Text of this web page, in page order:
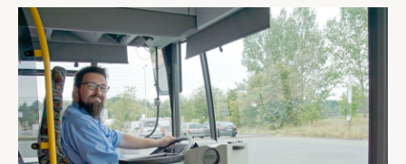
Assistance en vie privée
Développement professionnel